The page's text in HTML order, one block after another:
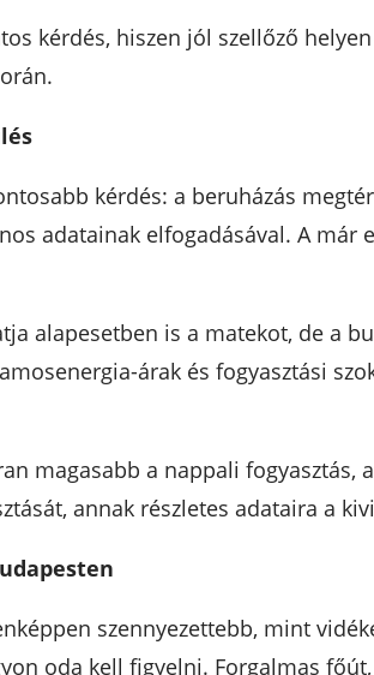
kérdés, hiszen jól szellőző
kérdés: a beruházás
adatainak elfogadásával. A
alapesetben is a matekot, de a
árak és fogyasztási
magasabb a nappali
annak részletes adataira a
szennyezettebb, mint
oda kell figyelni. Forgalmas